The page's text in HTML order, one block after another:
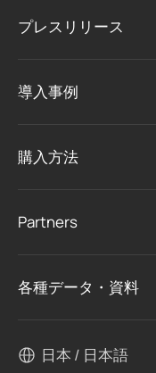
プレスリリース
導入事例
購入方法
Partners
各種データ・資料
日本 / 日本語